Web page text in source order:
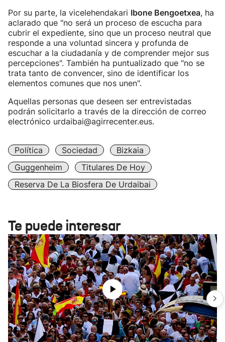
Por su parte, la vicelehendakari Ibone Bengoetxea, ha
aclarado que "no será un proceso de escucha para
cubrir el expediente, sino que un proceso neutral que
responde a una voluntad sincera y profunda de
escuchar a la ciudadanía y de comprender mejor sus
percepciones". También ha puntualizado que "no se
trata tanto de convencer, sino de identificar los
elementos comunes que nos unen".
Aquellas personas que deseen ser entrevistadas
podrán solicitarlo a través de la dirección de correo
electrónico urdaibai@agirrecenter.eus.
Política Sociedad
Bizkaia
Guggenheim
Titulares De Hoy
Reserva De La Biosfera De Urdaibai
Te puede interesar